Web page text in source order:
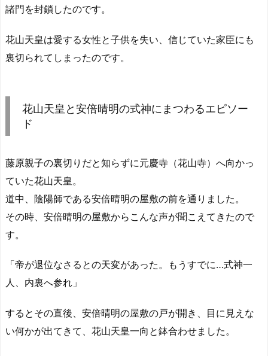
諸門を封鎖したのです。
花山天皇は愛する女性と子供を失い、信じていた家臣にも
裏切られてしまったのです。
花山天皇と安倍晴明の式神にまつわるエピソー
ド
藤原親子の裏切りだと知らずに元慶寺（花山寺）へ向かっ
ていた花山天皇。
道中、陰陽師である安倍晴明の屋敷の前を通りました。
その時、安倍晴明の屋敷からこんな声が聞こえてきたので
す。
「帝が退位なさるとの天変があった。もうすでに…式神一
人、内裏へ参れ」
するとその直後、安倍晴明の屋敷の戸が開き、目に見えな
い何かが出てきて、花山天皇一向と鉢合わせました。